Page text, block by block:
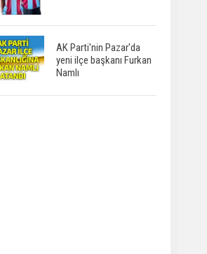
AK Parti'nin Pazar'da
yeni ilçe başkanı Furkan
Namlı